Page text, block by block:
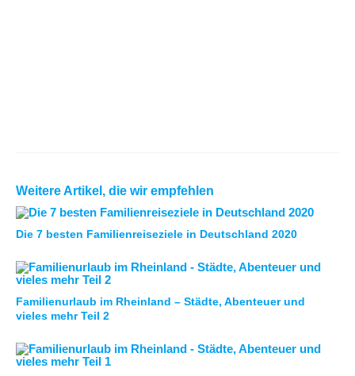
Weitere Artikel, die wir empfehlen
Die 7 besten Familienreiseziele in Deutschland 2020
Familienurlaub im Rheinland – Städte, Abenteuer und
vieles mehr Teil 2